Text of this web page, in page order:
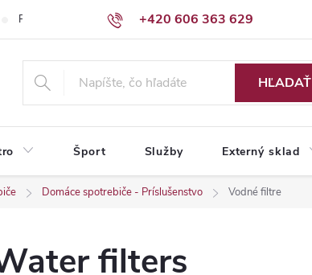
+420 606 363 629
Podmienky ochrany osobných údajov
HĽADAŤ
Šport Služby Externý sklad
Domáce spotrebiče - Príslušenstvo Vodné filtre
filters